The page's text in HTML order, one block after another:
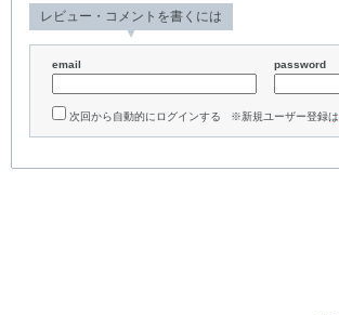
レビュー・コメントを書くには
email password
次回から自動的にログインする ※新規ユーザー登録は